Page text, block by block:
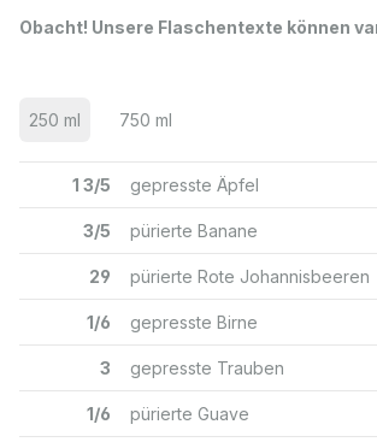
Obacht! Unsere Flaschentexte können
250 ml 750 ml
1 3/5 gepresste Äpfel
3/5 pürierte Banane
29 pürierte Rote Johannisbeeren
1/6 gepresste Birne
3 gepresste Trauben
1/6 pürierte Guave